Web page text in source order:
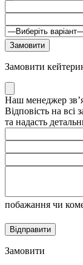
Замовити
Наш менеджер
Відповість на
та надасть
побажання чи
Замовити